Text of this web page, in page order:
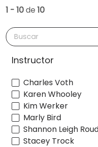
1 - 10de 10
Buscar
Instructor
Charles Voth
Karen Whooley
Kim Werker
Marly Bird
Shannon Leigh
Stacey Trock